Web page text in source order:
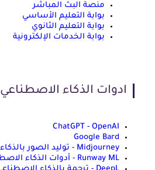
منصة البث المباشر
بوابة التعليم الأساسي
بوابة التعليم الثانوي
بوابة الخدمات الإلكترونية
ادوات الذكاء الاصطناعي
ChatGPT - OpenAI
Google Bard
Midjourney - توليد الصور بالذكاء الاصطناعي
Runway ML - أدوات الذكاء الاصطناعي للفيديو